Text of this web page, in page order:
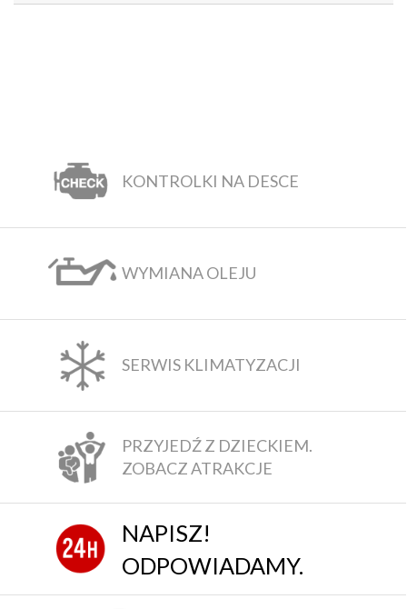
KONTROLKI NA DESCE
WYMIANA OLEJU
SERWIS KLIMATYZACJI
PRZYJEDŹ Z DZIECKIEM.
ZOBACZ ATRAKCJE
NAPISZ!
ODPOWIADAMY.